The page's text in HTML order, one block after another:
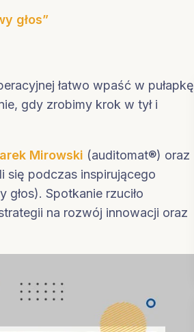
głos”
łatwo wpaść w pułapkę
gdy zrobimy krok w tył i
Mirowski (auditomat®) oraz
się podczas inspirującego
głos). Spotkanie rzuciło
na rozwój innowacji oraz